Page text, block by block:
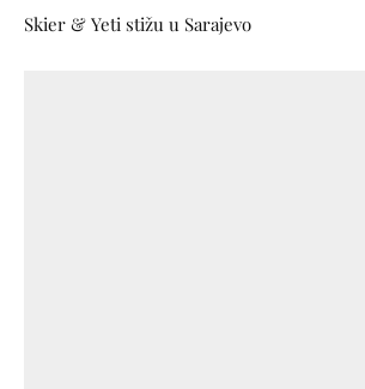
Skier & Yeti stižu u Sarajevo